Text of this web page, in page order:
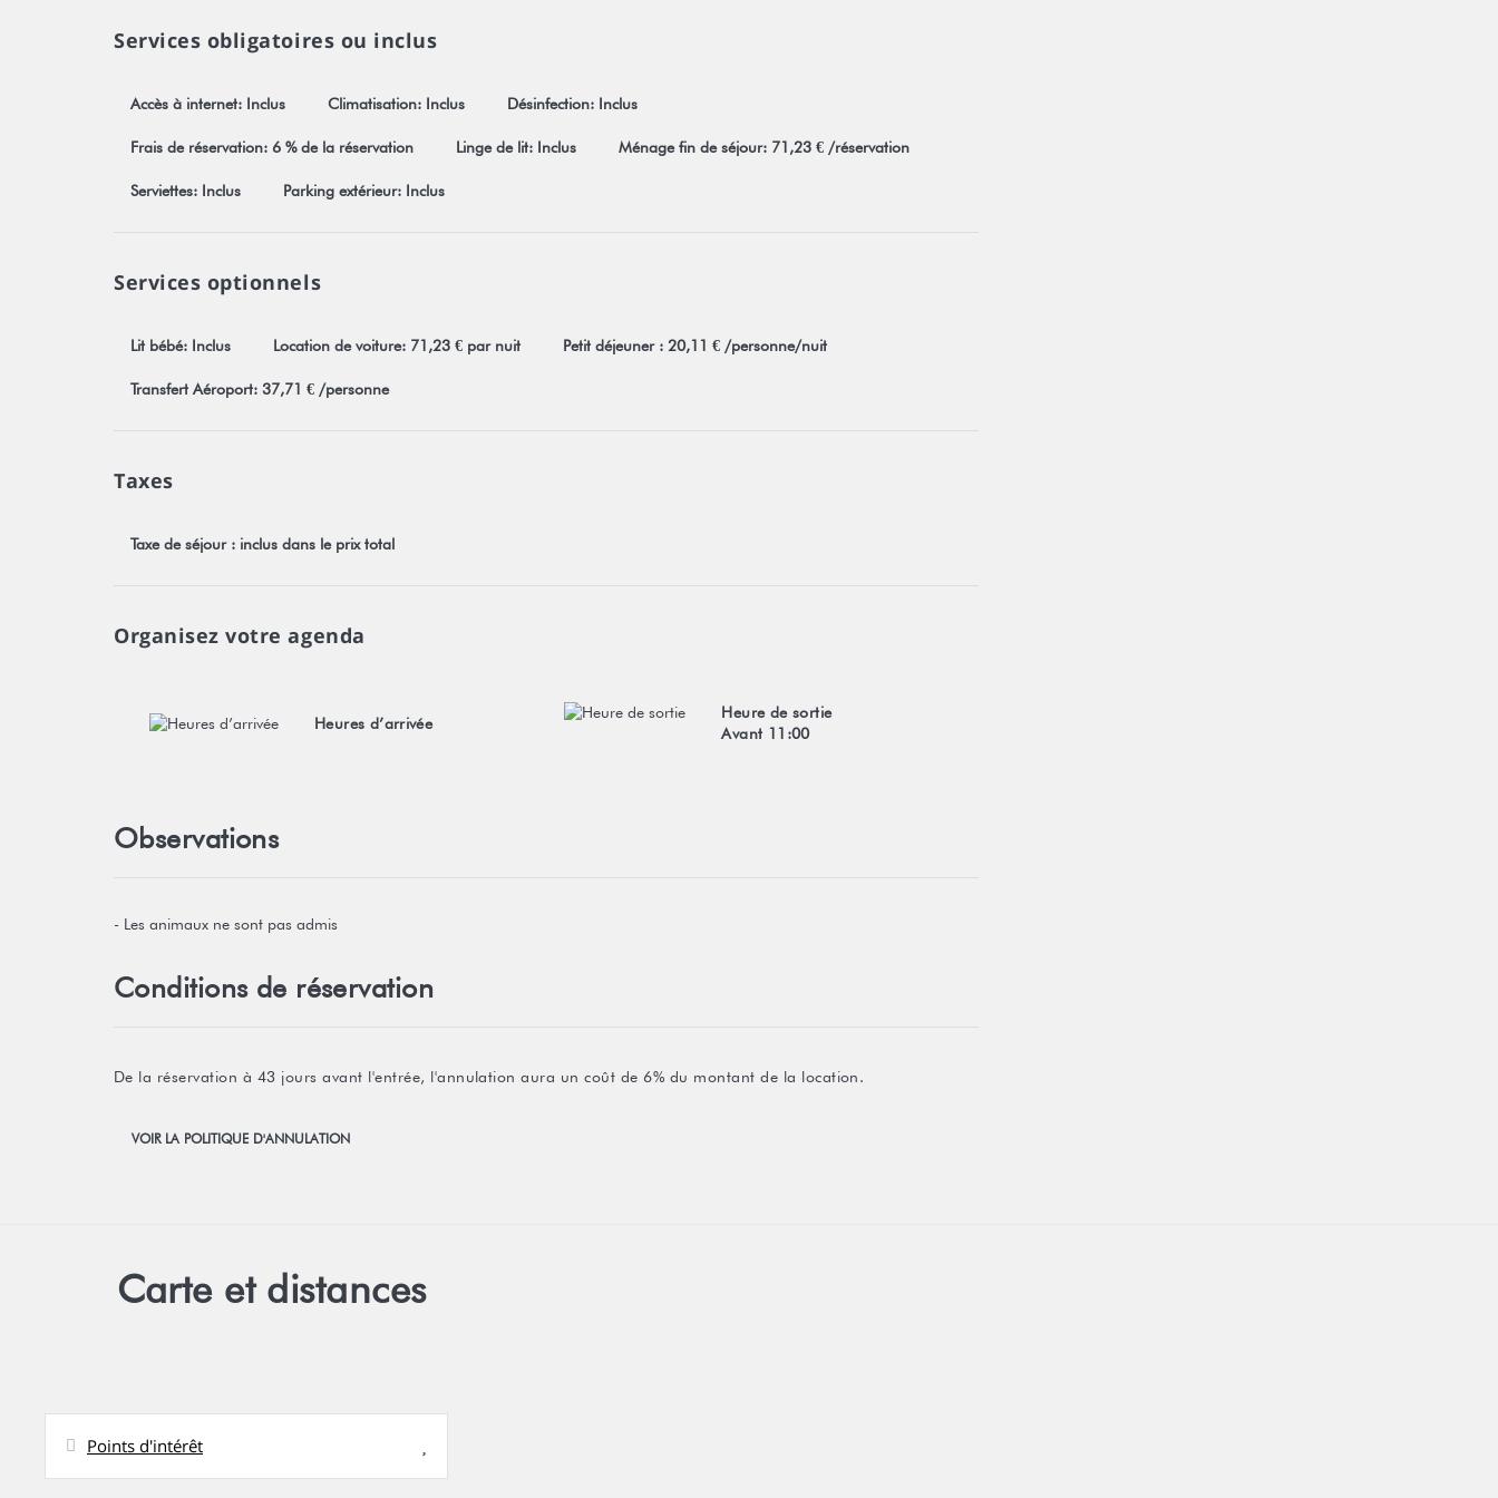
Services obligatoires ou inclus
Accès à internet: Inclus Climatisation: Inclus Désinfection: Inclus
Frais de réservation: 6 % de la réservation Linge de lit: Inclus Ménage fin de séjour: 71,23 € /réservation
Serviettes: Inclus Parking extérieur: Inclus
Services optionnels
Lit bébé: Inclus Location de voiture: 71,23 € par nuit Petit déjeuner : 20,11 € /personne/nuit
Transfert Aéroport: 37,71 € /personne
Taxes
Taxe de séjour : inclus dans le prix total
Organisez votre agenda
Heures d’arrivée
Heure de sortie
Avant 11:00
Observations
- Les animaux ne sont pas admis
Conditions de réservation
De la réservation à 43 jours avant l'entrée, l'annulation aura un coût de 6% du montant de la location.
VOIR LA POLITIQUE D'ANNULATION
Carte et distances
Points d'intérêt